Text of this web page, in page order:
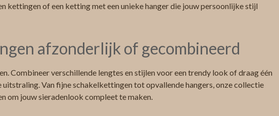
kettingen of een ketting met een unieke hanger die jouw persoonlijke stijl
afzonderlijk of gecombineerd
Combineer verschillende lengtes en stijlen voor een trendy look of draag één
Van fijne schakelkettingen tot opvallende hangers, onze collectie
om jouw sieradenlook compleet te maken.